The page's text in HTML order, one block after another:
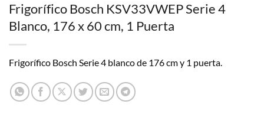
Frigorífico Bosch KSV33VWEP Serie 4
Blanco, 176 x 60 cm, 1 Puerta
Frigorífico Bosch Serie 4 blanco de 176 cm y 1 puerta.